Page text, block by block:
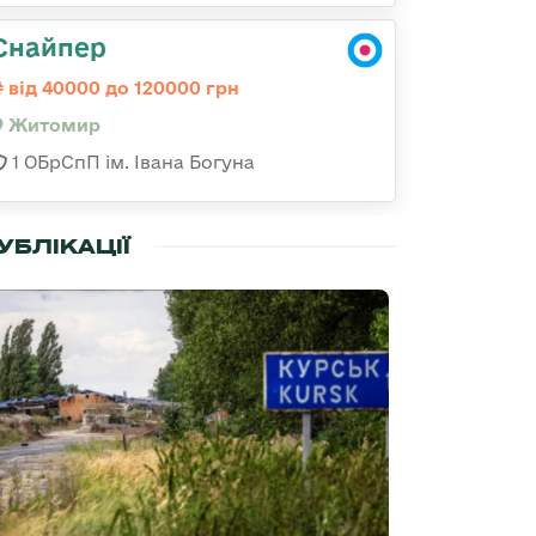
від 40000 до 120000 грн
Житомир
1 ОБрСпП ім. Івана Богуна